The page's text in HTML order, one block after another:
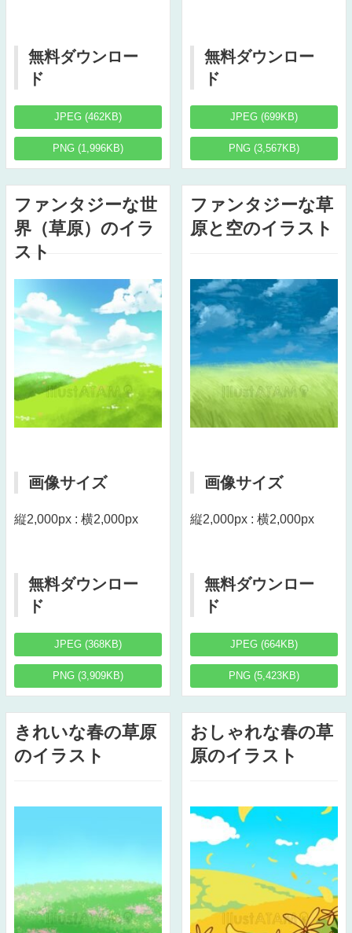
無料ダウンロー
ド
JPEG (462KB)
PNG (1,996KB)
無料ダウンロー
ド
JPEG (699KB)
PNG (3,567KB)
ファンタジーな世
界（草原）のイラ
スト
画像サイズ
縦2,000px : 横2,000px
無料ダウンロー
ド
JPEG (368KB)
PNG (3,909KB)
ファンタジーな草
原と空のイラスト
画像サイズ
縦2,000px : 横2,000px
無料ダウンロー
ド
JPEG (664KB)
PNG (5,423KB)
きれいな春の草原
のイラスト
おしゃれな春の草
原のイラスト